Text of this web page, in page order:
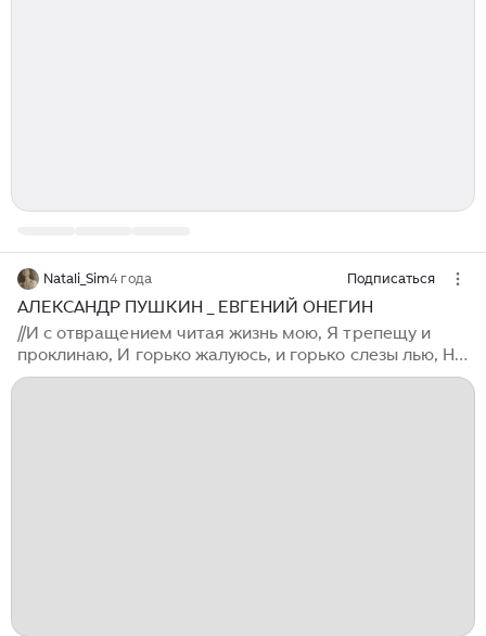
Natali_Sim4 года Подписаться
АЛЕКСАНДР ПУШКИН _ ЕВГЕНИЙ ОНЕГИН
//И с отвращением читая жизнь мою, Я трепещу и
проклинаю, И горько жалуюсь, и горько слезы лью, Но
строк печальных не смываю.(© АС Пушкин) //И жить